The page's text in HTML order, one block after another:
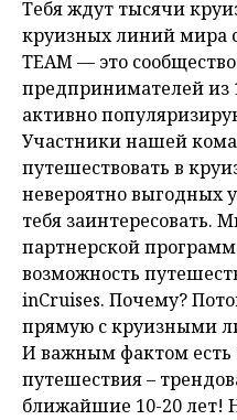
Тебя ждут тысячи
круизных линий мира
TEAM — это
предпринимателей из
активно
Участники нашей
путешествовать в
невероятно выгодных
тебя заинтересовать.
партнерской
возможность
inCruises. Почему?
прямую с круизными
И важным фактом есть
путешествия –
ближайшие 10-20 лет!